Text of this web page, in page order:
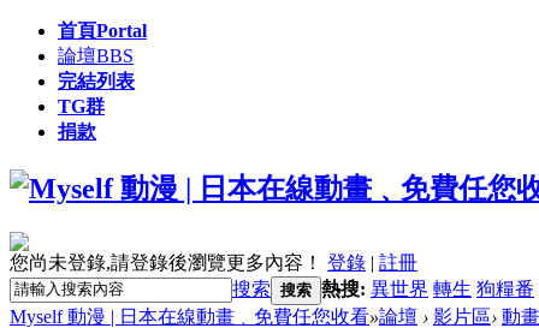
首頁Portal
論壇BBS
完結列表
TG群
捐款
您尚未登錄,請登錄後瀏覽更多內容！ 登錄 | 註冊
搜索 搜索 熱搜: 異世界 轉生 狗糧番
Myself 動漫 | 日本在線動畫﹑免費任您收看»論壇 › 影片區› 動